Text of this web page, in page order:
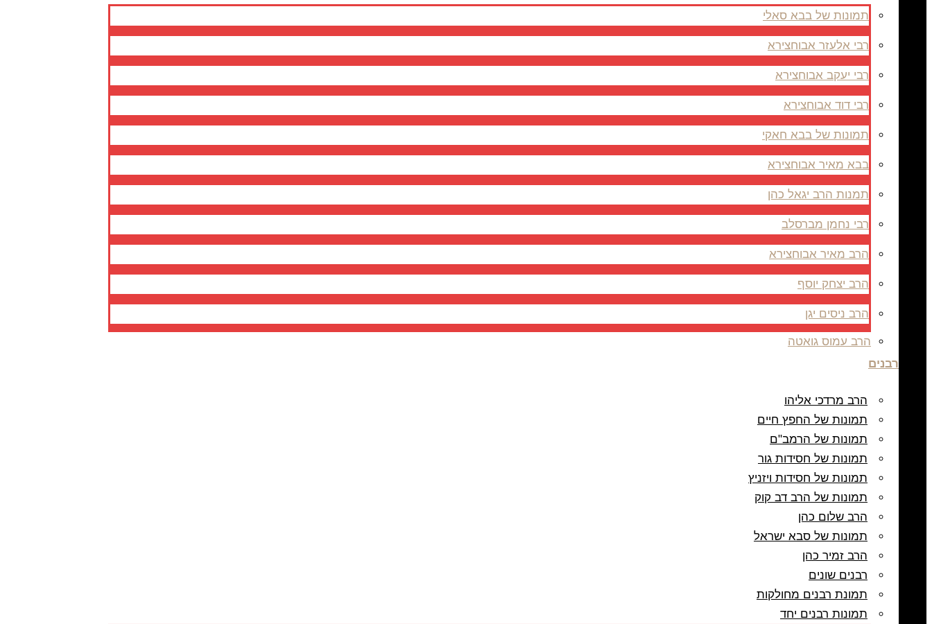
תמונות של בבא סאלי
רבי אלעזר אבוחצירא
רבי יעקב אבוחצירא
רבי דוד אבוחצירא
תמונות של בבא חאקי
בבא מאיר אבוחצירא
תמנות הרב יגאל כהן
רבי נחמן מברסלב
הרב מאיר אבוחצירא
הרב יצחק יוסף
הרב ניסים יגן
הרב עמוס גואטה
רבנים
הרב מרדכי אליהו
תמונות של החפץ חיים
תמונות של הרמב"ם
תמונות של חסידות גור
תמונות של חסידות ויזניץ
תמונות של הרב דב קוק
הרב שלום כהן
תמונות של סבא ישראל
הרב זמיר כהן
רבנים שונים
תמונת רבנים מחולקות
תמונות רבנים יחד